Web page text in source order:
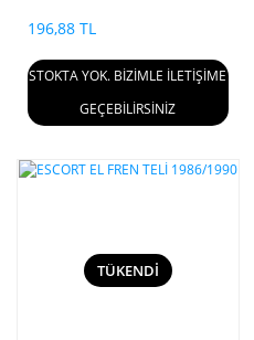
196,88 TL
STOKTA YOK. BİZİMLE İLETİŞİME
GEÇEBİLİRSİNİZ
TÜKENDİ